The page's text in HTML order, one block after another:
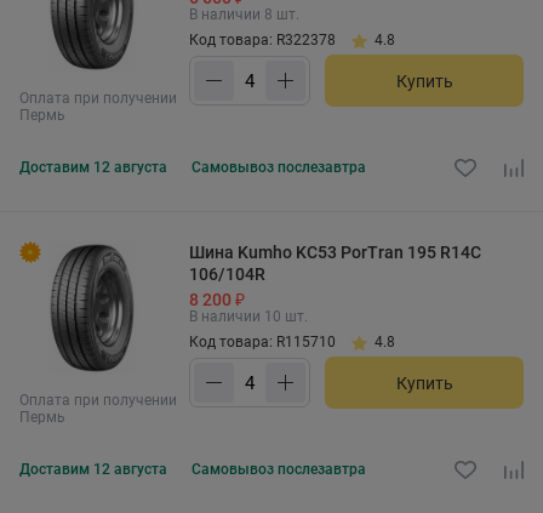
Оплата при получении
Пермь
В наличии 8 шт.
Код товара: R322378
4.8
Купить
Доставим 12 августа Самовывоз послезавтра
Оплата при получении
Пермь
Шина Kumho KC53 PorTran 195 R14C
106/104R
8 200 ₽
В наличии 10 шт.
Код товара: R115710
4.8
Купить
Доставим 12 августа Самовывоз послезавтра